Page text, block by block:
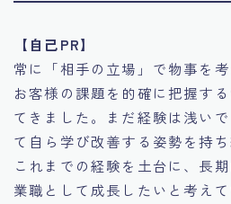
【自己PR】
常に「相手の立場」で物事を
お客様の課題を的確に把握す
てきました。まだ経験は浅い
て自ら学び改善する姿勢を持
これまでの経験を土台に、長
業職として成長したいと考えて